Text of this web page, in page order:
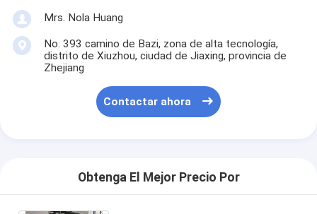
Mrs. Nola Huang
No. 393 camino de Bazi, zona de alta tecnología,
distrito de Xiuzhou, ciudad de Jiaxing, provincia de
Zhejiang
Contactar ahora
Obtenga El Mejor Precio Por